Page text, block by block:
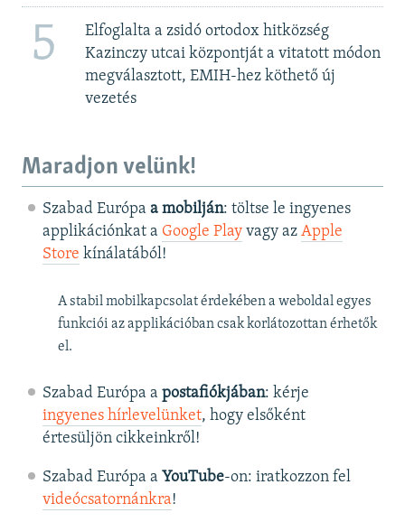
5
Elfoglalta a zsidó ortodox hitközség
Kazinczy utcai központját a vitatott módon
megválasztott, EMIH-hez köthető új
vezetés
Maradjon velünk!
Szabad Európa a mobilján: töltse le ingyenes
applikációnkat a Google Playvagy az Apple
Store kínálatából!
A stabil mobilkapcsolat érdekében a weboldal egyes
funkciói az applikációban csak korlátozottan érhetők
el.
Szabad Európa a postafiókjában: kérje
ingyenes hírlevelünket, hogy elsőként
értesüljön cikkeinkről!
Szabad Európa a YouTube-on: iratkozzon fel
videócsatornánkra!